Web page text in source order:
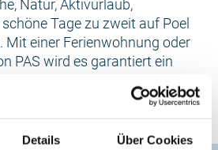
Details Über Cookies
Natur, Aktivurlaub,
Tage zu zweit auf Poel
Mit einer Ferienwohnung oder
PAS wird es garantiert ein
wie Fahrradverleih